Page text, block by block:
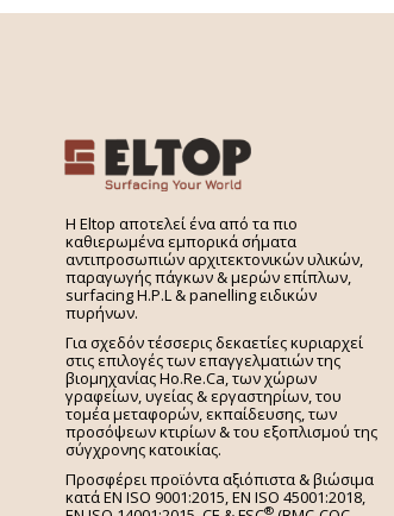
H Eltop αποτελεί ένα από τα πιο
καθιερωμένα εμπορικά σήματα
αντιπροσωπιών αρχιτεκτονικών υλικών,
παραγωγής πάγκων & μερών επίπλων,
surfacing H.P.L & panelling ειδικών
πυρήνων.
Για σχεδόν τέσσερις δεκαετίες κυριαρχεί
στις επιλογές των επαγγελματιών της
βιομηχανίας Ho.Re.Ca, των χώρων
γραφείων, υγείας & εργαστηρίων, του
τομέα μεταφορών, εκπαίδευσης, των
προσόψεων κτιρίων & του εξοπλισμού της
σύγχρονης κατοικίας.
Προσφέρει προϊόντα αξιόπιστα & βιώσιμα
κατά EN ISO 9001:2015, EN ISO 45001:2018,
®